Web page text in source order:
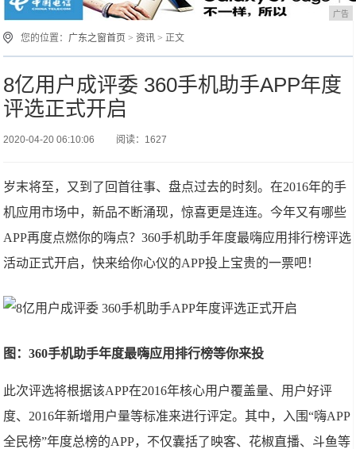
广告
您的位置： 广东之窗首页 >资讯 > 正文
8亿用户成评委 360手机助手APP年度
评选正式开启
2020-04-20 06:10:06 阅读：1627
岁末将至，又到了回首往事、盘点过去的时刻。在2016年的手
机应用市场中，新品不断涌现，惊喜更是连连。今年又有哪些
APP再度点燃你的嗨点？360手机助手年度最嗨应用排行榜评选
活动正式开启，快来给你心仪的APP投上宝贵的一票吧！
图：360手机助手年度最嗨应用排行榜等你来投
此次评选将根据该APP在2016年核心用户覆盖量、用户好评
度、2016年新增用户量等标准来进行评定。其中，入围“嗨APP
全民榜”年度总榜的APP，不仅囊括了映客、花椒直播、斗鱼等